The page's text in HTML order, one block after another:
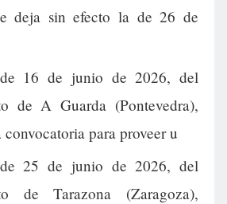
deja sin efecto la de 26 de
16 de junio de 2026, del
de A Guarda (Pontevedra),
convocatoria para proveer u
25 de junio de 2026, del
de Tarazona (Zaragoza),